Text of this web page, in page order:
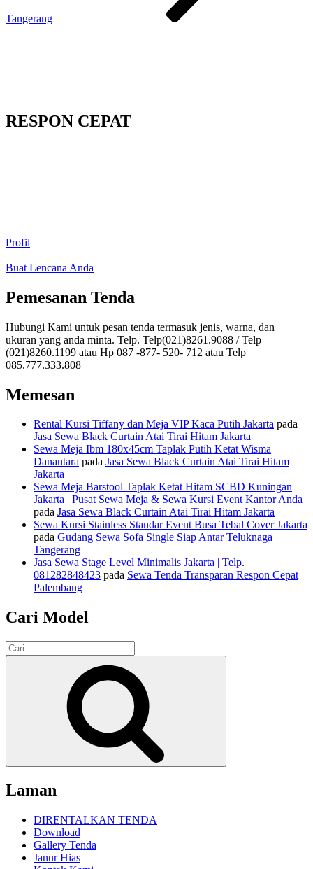
Tangerang
RESPON CEPAT
Profil
Buat Lencana Anda
Pemesanan Tenda
Hubungi Kami untuk pesan tenda termasuk jenis, warna, dan
ukuran yang anda minta. Telp. Telp(021)8261.9088 / Telp
(021)8260.1199 atau Hp 087 -877- 520- 712 atau Telp
085.777.333.808
Memesan
Rental Kursi Tiffany dan Meja VIP Kaca Putih Jakarta pada
Jasa Sewa Black Curtain Atai Tirai Hitam Jakarta
Sewa Meja Ibm 180x45cm Taplak Putih Ketat Wisma
Danantara pada Jasa Sewa Black Curtain Atai Tirai Hitam
Jakarta
Sewa Meja Barstool Taplak Ketat Hitam SCBD Kuningan
Jakarta | Pusat Sewa Meja & Sewa Kursi Event Kantor Anda
pada Jasa Sewa Black Curtain Atai Tirai Hitam Jakarta
Sewa Kursi Stainless Standar Event Busa Tebal Cover Jakarta
pada Gudang Sewa Sofa Single Siap Antar Teluknaga
Tangerang
Jasa Sewa Stage Level Minimalis Jakarta | Telp.
081282848423 pada Sewa Tenda Transparan Respon Cepat
Palembang
Cari Model
Pencarian
untuk:
Laman
DIRENTALKAN TENDA
Download
Gallery Tenda
Janur Hias